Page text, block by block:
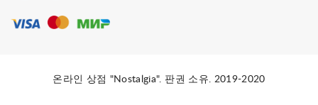
온라인 상점 "Nostalgia". 판권 소유. 2019-2020